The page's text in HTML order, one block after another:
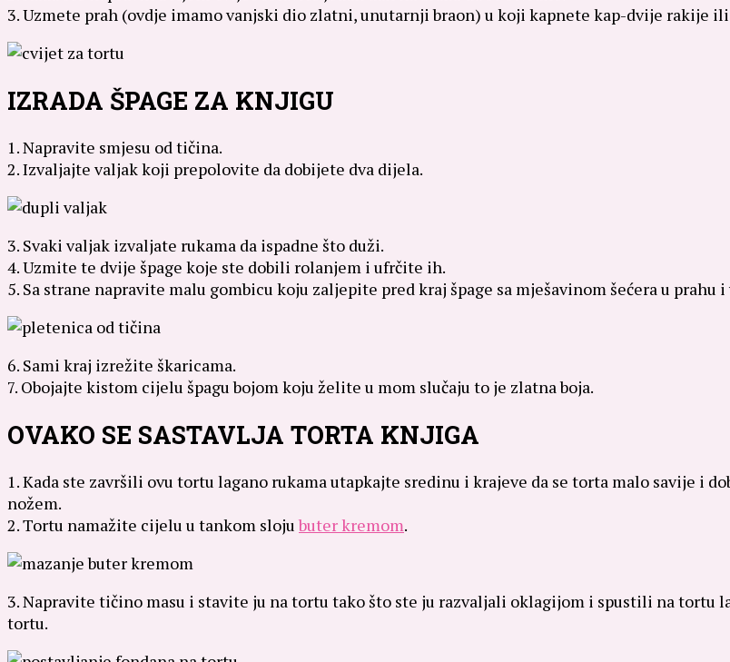
3. Uzmete prah (ovdje imamo vanjski dio zlatni, unutarnji braon) u koji kapnete kap-dvije rakije
IZRADA ŠPAGE ZA KNJIGU
1. Napravite smjesu od tičina.
2. Izvaljajte valjak koji prepolovite da dobijete dva dijela.
3. Svaki valjak izvaljate rukama da ispadne što duži.
4. Uzmite te dvije špage koje ste dobili rolanjem i ufrčite ih.
5. Sa strane napravite malu gombicu koju zaljepite pred kraj špage sa mješavinom šećera u prahu
6. Sami kraj izrežite škaricama.
7. Obojajte kistom cijelu špagu bojom koju želite u mom slučaju to je zlatna boja.
OVAKO SE SASTAVLJA TORTA KNJIGA
1. Kada ste završili ovu tortu lagano rukama utapkajte sredinu i krajeve da se torta malo savije i
nožem.
2. Tortu namažite cijelu u tankom slojubuter kremom.
3. Napravite tičino masu i stavite ju na tortu tako što ste ju razvaljali oklagijom i spustili na tortu
tortu.